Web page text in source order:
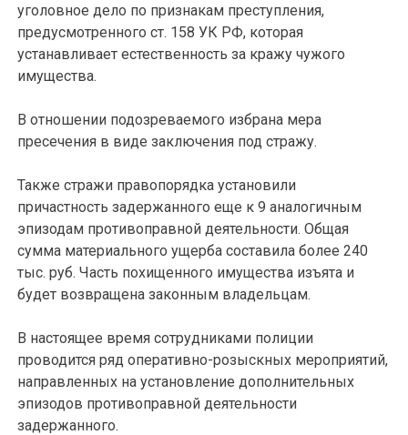
уголовное дело по признакам преступления,
предусмотренного ст. 158 УК РФ, которая
устанавливает естественность за кражу чужого
имущества.
В отношении подозреваемого избрана мера
пресечения в виде заключения под стражу.
Также стражи правопорядка установили
причастность задержанного еще к 9 аналогичным
эпизодам противоправной деятельности. Общая
сумма материального ущерба составила более 240
тыс. руб. Часть похищенного имущества изъята и
будет возвращена законным владельцам.
В настоящее время сотрудниками полиции
проводится ряд оперативно-розыскных мероприятий,
направленных на установление дополнительных
эпизодов противоправной деятельности
задержанного.